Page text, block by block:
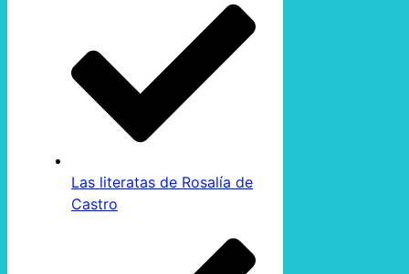
Las literatas de Rosalía de
Castro